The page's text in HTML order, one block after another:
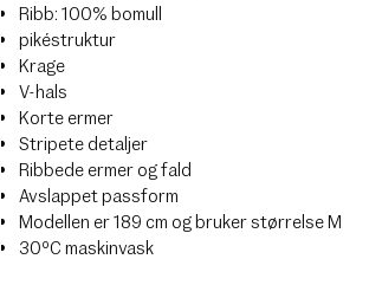
Ribb: 100% bomull
pikéstruktur
Krage
V-hals
Korte ermer
Stripete detaljer
Ribbede ermer og fald
Avslappet passform
Modellen er 189 cm og bruker størrelse M
30ºC maskinvask